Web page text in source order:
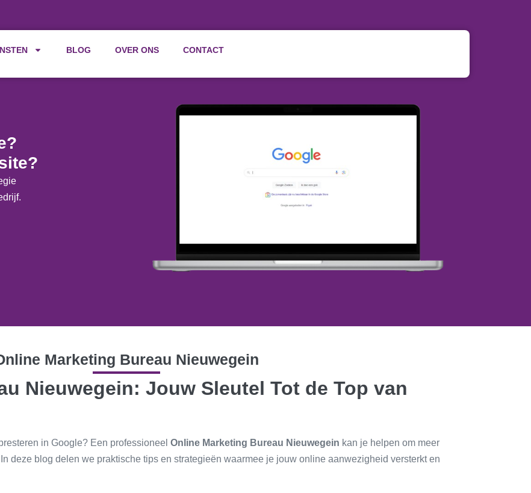
BLOG OVER ONS CONTACT
Marketing Bureau Nieuwegein
Nieuwegein: Jouw Sleutel Tot de Top van
in Google? Een professioneel Online Marketing Bureau Nieuwegein kan je helpen om meer
deze blog delen we praktische tips en strategieën waarmee je jouw online aanwezigheid versterkt en